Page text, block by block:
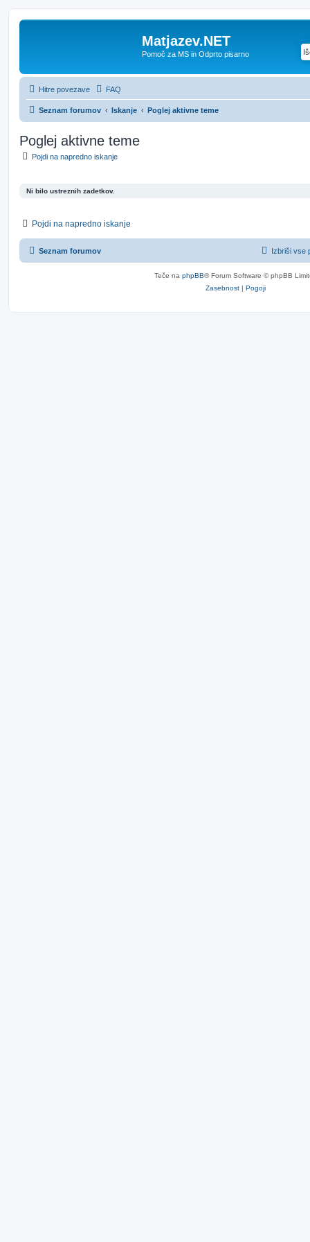
Matjazev.NET
Pomoč za MS in Odprto pisarno
Hitre povezave FAQ
Seznam forumov Iskanje Poglej aktivne teme
Poglej aktivne teme
Pojdi na napredno iskanje
Ni bilo ustreznih zadetkov.
Pojdi na napredno iskanje
Seznam forumov Izbriši vse
Teče na phpBB® Forum Software © phpBB
Zasebnost | Pogoji